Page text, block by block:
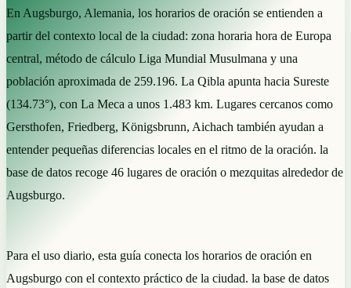
En Augsburgo, Alemania, los horarios de oración se entienden a
partir del contexto local de la ciudad: zona horaria hora de Europa
central, método de cálculo Liga Mundial Musulmana y una
población aproximada de 259.196. La Qibla apunta hacia Sureste
(134.73°), con La Meca a unos 1.483 km. Lugares cercanos como
Gersthofen, Friedberg, Königsbrunn, Aichach también ayudan a
entender pequeñas diferencias locales en el ritmo de la oración. la
base de datos recoge 46 lugares de oración o mezquitas alrededor de
Augsburgo.
Para el uso diario, esta guía conecta los horarios de oración en
Augsburgo con el contexto práctico de la ciudad. la base de datos